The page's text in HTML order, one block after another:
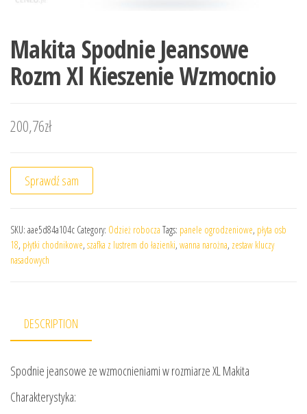
Makita Spodnie Jeansowe
Rozm Xl Kieszenie Wzmocnio
200,76zł
Sprawdź sam
SKU: aae5d84a104c Category: Odzież robocza Tags: panele ogrodzeniowe, płyta osb
18, płytki chodnikowe, szafka z lustrem do łazienki, wanna narożna, zestaw kluczy
nasadowych
DESCRIPTION
Spodnie jeansowe ze wzmocnieniami w rozmiarze XL Makita
Charakterystyka: